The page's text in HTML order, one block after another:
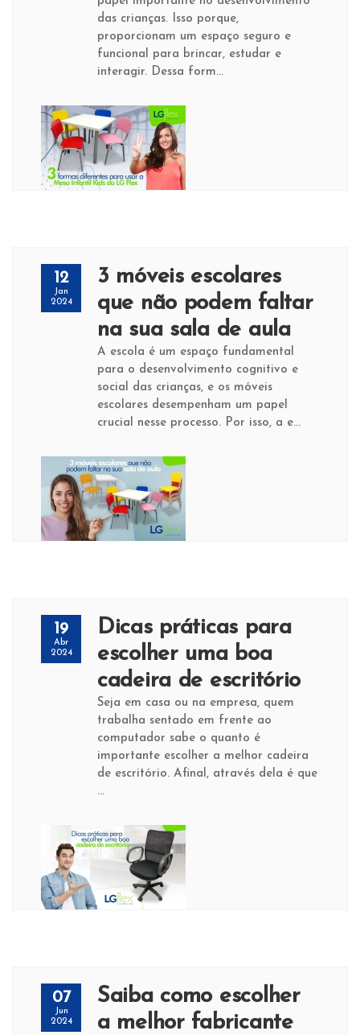
das crianças. Isso porque,
proporcionam um espaço seguro e
funcional para brincar, estudar e
interagir. Dessa form...
12
Jan
2024
3 móveis escolares
que não podem faltar
na sua sala de aula
A escola é um espaço fundamental
para o desenvolvimento cognitivo e
social das crianças, e os móveis
escolares desempenham um papel
crucial nesse processo. Por isso, a e...
19
Abr
2024
Dicas práticas para
escolher uma boa
cadeira de escritório
Seja em casa ou na empresa, quem
trabalha sentado em frente ao
computador sabe o quanto é
importante escolher a melhor cadeira
de escritório. Afinal, através dela é que
...
07
Jun
2024
Saiba como escolher
a melhor fabricante